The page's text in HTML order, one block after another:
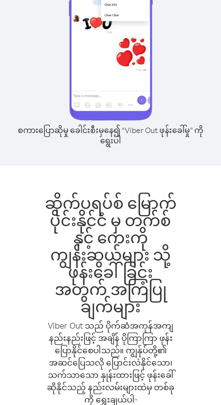
စကားပြောဆိုမှု ခေါင်းစီးမှနေ၍ “Viber Out ဖုန်းခေါ်မှု” ကို
ရွေးပါ
ဆိုက်ပရပ်စ် မြောက်
ပိုင်းနိုင်ငံ မှ တက်စ်
နှင့် ကေးကို
ကျွန်းဆွယ်များ သို့
ဖုန်းခေါ်ခြင်း
အတွက် အကြံပြု
ချက်များ
Viber Out သည် ပိုက်ဆံအကုန်အကျ
နည်းနည်းဖြင့် အချိန် ပိုကြာကြာ ဖုန်း
ပြောနိုင်စေပါသည်။ ကျွန်ုပ်တို့၏
အဆင်ပြေသလို ပြောင်းလဲနိုင်သော၊
သက်သာသော နှုန်းထားဖြင့် ဖုန်းခေါ်
ဆိုနိုင်သည့် နည်းလမ်းများထဲမှ တစ်ခု
ကို ရွေးချယ်ပါ-